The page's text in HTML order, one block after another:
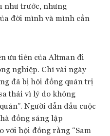
như trước, nhưng
đời mình và mình cần
ưu tiên của Altman đi
nghiệp. Chỉ vài ngày
đã bị hội đồng quản trị
thải vì lý do không
Người dẫn đầu cuộc
đồng sáng lập
với hội đồng rằng “Sam